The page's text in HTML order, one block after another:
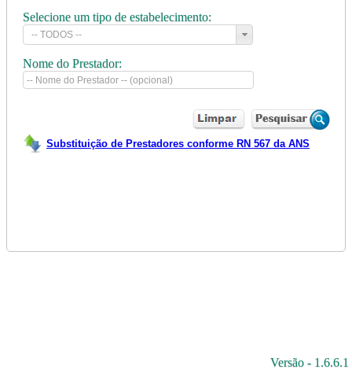
Selecione um tipo de estabelecimento:
Nome do Prestador:
Substituição de Prestadores conforme RN 567 da ANS
Versão - 1.6.6.1